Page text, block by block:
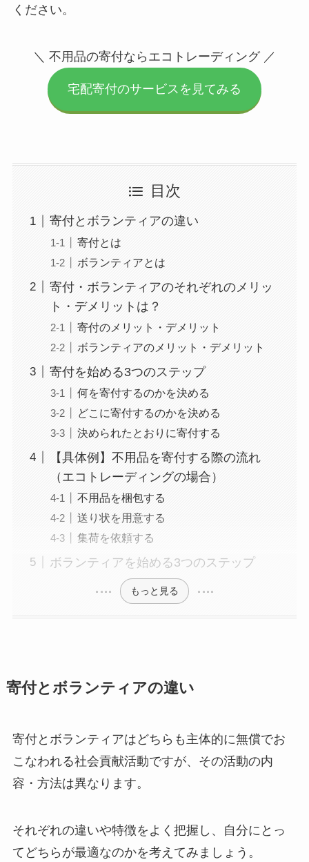
ください。
＼ 不用品の寄付ならエコトレーディング ／
宅配寄付のサービスを見てみる
目次
寄付とボランティアの違い
寄付とは
ボランティアとは
寄付・ボランティアのそれぞれのメリッ
ト・デメリットは？
寄付のメリット・デメリット
ボランティアのメリット・デメリット
寄付を始める3つのステップ
何を寄付するのかを決める
どこに寄付するのかを決める
決められたとおりに寄付する
【具体例】不用品を寄付する際の流れ
（エコトレーディングの場合）
不用品を梱包する
送り状を用意する
集荷を依頼する
ボランティアを始める3つのステップ
もっと見る
寄付とボランティアの違い
寄付とボランティアはどちらも主体的に無償でお
こなわれる社会貢献活動ですが、その活動の内
容・方法は異なります。
それぞれの違いや特徴をよく把握し、自分にとっ
てどちらが最適なのかを考えてみましょう。